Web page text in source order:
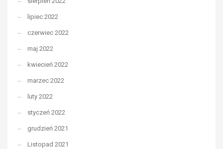
lipiec 2022
czerwiec 2022
maj 2022
kwiecień 2022
marzec 2022
luty 2022
styczeń 2022
grudzień 2021
Listopad 2021